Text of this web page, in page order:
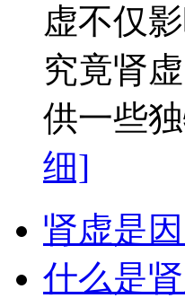
虚不仅
究竟肾
供一些
细]
肾虚是
什么是